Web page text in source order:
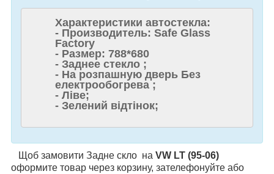
Характеристики автостекла:
- Производитель: Safe Glass
Factory
- Размер: 788*680
- Заднее стекло ;
- На розпашную дверь Без
електрообогрева ;
- Ліве;
- Зелений відтінок;
Щоб замовити Задне скло на VW LT (95-06)
оформите товар через корзину, зателефонуйте або